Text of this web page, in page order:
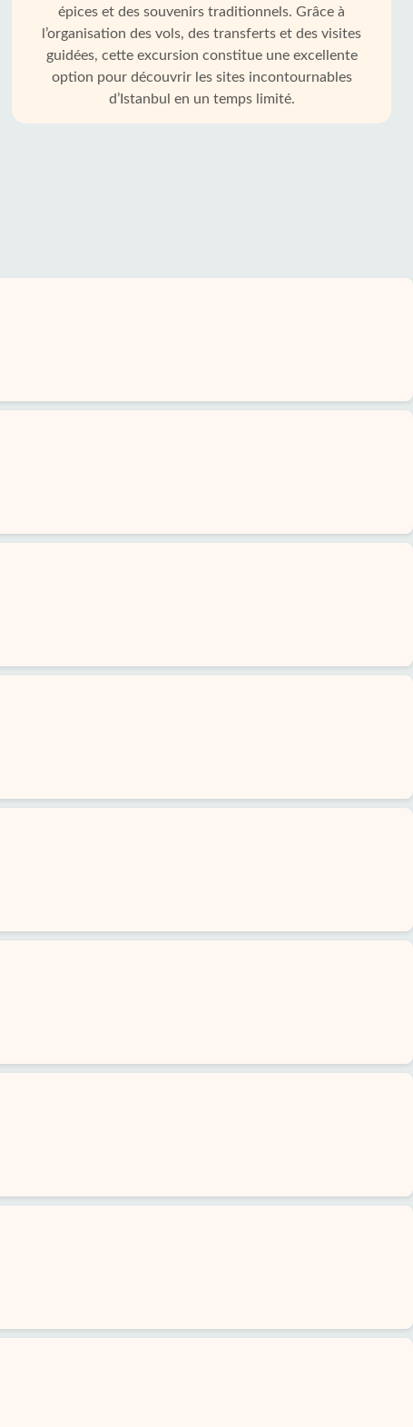
épices et des souvenirs traditionnels. Grâce à
l’organisation des vols, des transferts et des visites
guidées, cette excursion constitue une excellente
option pour découvrir les sites incontournables
d’Istanbul en un temps limité.